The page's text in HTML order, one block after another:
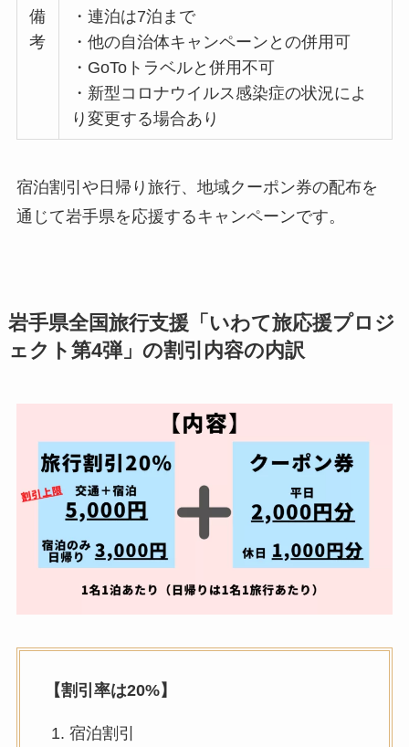
備
考
・連泊は7泊まで
・他の自治体キャンペーンとの併用可
・GoToトラベルと併用不可
・新型コロナウイルス感染症の状況によ
り変更する場合あり
宿泊割引や日帰り旅行、地域クーポン券の配布を
通じて岩手県を応援するキャンペーンです。
岩手県全国旅行支援「いわて旅応援プロジ
ェクト第4弾」の割引内容の内訳
【割引率は20%】
宿泊割引